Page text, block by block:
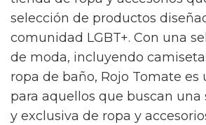
selección de productos
comunidad LGBT+. Con una
de moda, incluyendo
ropa de baño, Rojo Tomate es
para aquellos que buscan una
y exclusiva de ropa y